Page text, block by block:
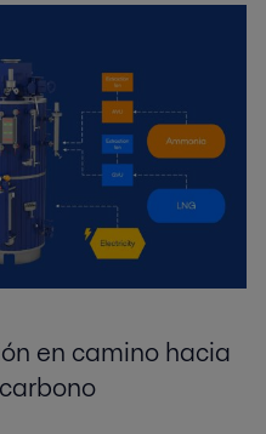
en camino hacia